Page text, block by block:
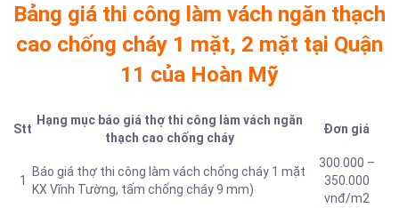
Bảng giá thi công làm vách ngăn thạch
cao chống cháy 1 mặt, 2 mặt tại Quận
11 của Hoàn Mỹ
Stt
Hạng mục báo giá thợ thi công làm vách ngăn
thạch cao chống cháy
Đơn giá
1
Báo giá thợ thi công làm vách chống cháy 1 mặt
KX Vĩnh Tường, tấm chống cháy 9 mm)
300.000 –
350.000
vnđ/m2